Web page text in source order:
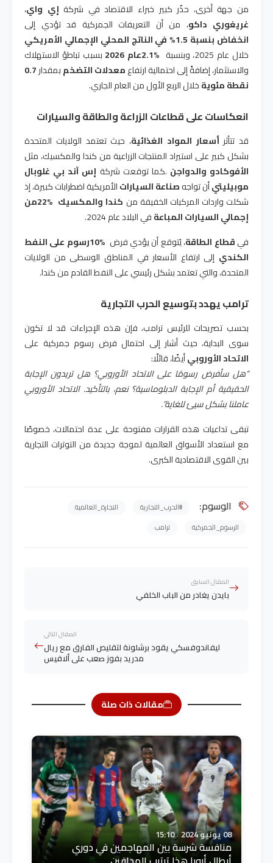
من جهة أخرى، حذّر كبير خبراء الاقتصاد في شركة إي واي،
غريغوري داكو، من أن التعريفات الجمركية قد تؤدي إلى
انخفاض بنسبة 1.5% في الناتج المحلي الإجمالي الأمريكي
خلال عام 2025، وبنسبة
2.1%عام 2026
بسبب تباطؤ الاستهلاك
والاستثمار، إضافةً إلى احتمالية ارتفاعمعدلات التضخمبمقدار0.7
نقطة مئويةخلال الربع الأول من العام الجاري.
انعكاسات على قطاعات الزراعة والطاقة والسيارات
قد تتأثر أسعار المواد الغذائية، حيث تعتمد الولايات المتحدة
بشكل كبير على استيراد المنتجات الزراعية من كندا والمكسيك، مثل
الأفوكادو والدواجن .كما توقعت شركة إس آند بي غلوبال
موبيليتيأن تواجهصناعة السياراتالأمريكية اضطرابات كبيرة، إذ
شكلت واردات المركبات الخفيفة من كندا والمكسيك 22%من
إجمالي السيارات المباعةفي البلاد عام 2024
.
فيقطاع الطاقة، يُتوقع أن يؤدي فرض 10%رسوم على النفط
الكندي إلى ارتفاع الأسعار في المناطق الوسطى من الولايات
المتحدة، والتي تعتمد بشكل رئيسي على النفط القادم من كندا.
ترامب يهدد بتوسيع الحرب التجارية
بحسب تصريحات للرئيس ترامب، فإن هذه الإجراءات قد لا تكون
سوى البداية، حيث أشار إلى احتمال فرض رسوم جمركية على
الاتحاد الأوروبيأيضًا، قائلًا:
“هل سأفرض رسومًا على الاتحاد الأوروبي؟ هل تريدون الإجابة
الحقيقية أم الإجابة الدبلوماسية؟ نعم، بالتأكيد. الاتحاد الأوروبي
عاملنا بشكل سيئ للغاية.”
تبقى تداعيات هذه القرارات مفتوحة على عدة احتمالات، خصوصًا
مع استعداد الأسواق العالمية لموجة جديدة من التوترات التجارية
بين القوى الاقتصادية الكبرى.
الوسوم: #الحرب_التجارية
التجارة_العالمية
الرسوم_الجمركية
ترامب
المقال السابق
بايدن يغادر من الباب الخلفي
المقال التالي
ليفاندوفسكي يقود برشلونة لتقليص الفارق مع ريال
مدريد بفوز صعب على ألافيس
مقالات ذات صلة
08 يونيو 2024 15:10
منافسة شرسة بين المهاجمين في دوري